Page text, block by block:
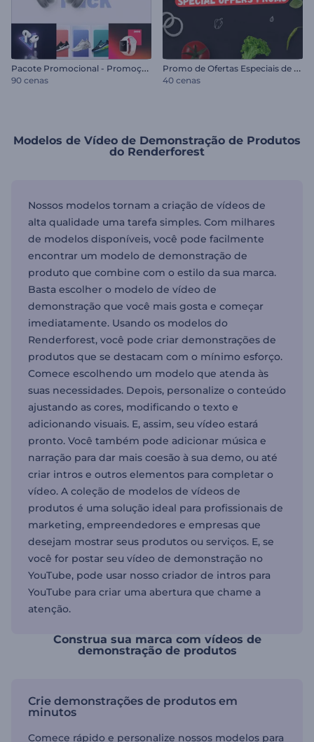
P
acote Promocional - Promoção de Produtos
90 cenas
P
romo de Ofertas Especiais de Restaurante
40 cenas
Modelos de Vídeo de Demonstração de Produtos
do Renderforest
Nossos modelos tornam a criação de vídeos de
alta qualidade uma tarefa simples. Com milhares
de modelos disponíveis, você pode facilmente
encontrar um modelo de demonstração de
produto que combine com o estilo da sua marca.
Basta escolher o modelo de vídeo de
demonstração que você mais gosta e começar
imediatamente. Usando os modelos do
Renderforest, você pode criar demonstrações de
produtos que se destacam com o mínimo esforço.
Comece escolhendo um modelo que atenda às
suas necessidades. Depois, personalize o conteúdo
ajustando as cores, modificando o texto e
adicionando visuais. E, assim, seu vídeo estará
pronto. Você também pode adicionar música e
narração para dar mais coesão à sua demo, ou até
criar intros e outros elementos para completar o
vídeo. A coleção de modelos de vídeos de
produtos é uma solução ideal para profissionais de
marketing, empreendedores e empresas que
desejam mostrar seus produtos ou serviços. E, se
você for postar seu vídeo de demonstração no
YouTube, pode usar nosso criador de intros para
YouTube para criar uma abertura que chame a
atenção.
Construa sua marca com vídeos de
demonstração de produtos
Crie demonstrações de produtos em
minutos
Comece rápido e personalize nossos modelos para